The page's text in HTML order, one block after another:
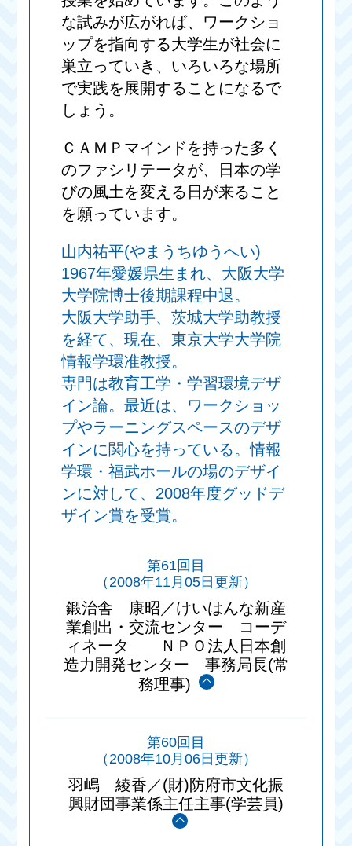
な試みが広がれば、ワークショ
ップを指向する大学生が社会に
巣立っていき、いろいろな場所
で実践を展開することになるで
しょう。
ＣＡＭＰマインドを持った多く
のファシリテータが、日本の学
びの風土を変える日が来ること
を願っています。
山内祐平(やまうちゆうへい)
1967年愛媛県生まれ、大阪大学
大学院博士後期課程中退。
大阪大学助手、茨城大学助教授
を経て、現在、東京大学大学院
情報学環准教授。
専門は教育工学・学習環境デザ
イン論。最近は、ワークショッ
プやラーニングスペースのデザ
インに関心を持っている。情報
学環・福武ホールの場のデザイ
ンに対して、2008年度グッドデ
ザイン賞を受賞。
第61回目
（2008年11月05日更新）
鍛治舎 康昭／けいはんな新産
業創出・交流センター コーデ
ィネータ ＮＰＯ法人日本創
造力開発センター 事務局長(常
務理事)
第60回目
（2008年10月06日更新）
羽嶋 綾香／(財)防府市文化振
興財団事業係主任主事(学芸員)